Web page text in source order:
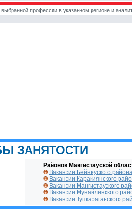
профессии в указанном регионе и
ЗАНЯТОСТИ
Районов Мангистауской
Вакансии Бейнеуского района
Вакансии Каракиянского
Вакансии Мангистауского
Вакансии Мунайлинского
Вакансии Тупкараганского